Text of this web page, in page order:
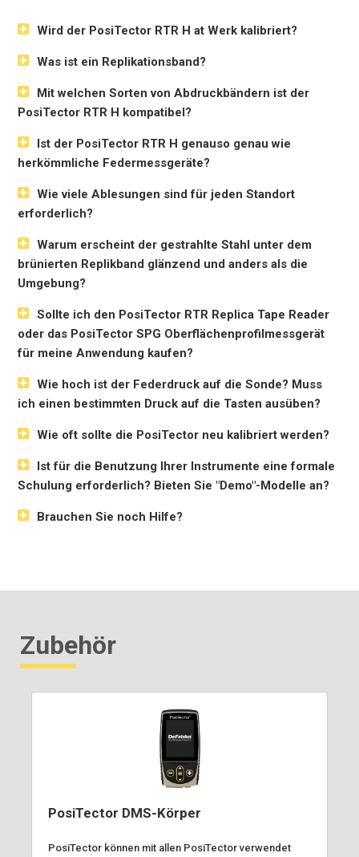
Wird der PosiTector RTR H at Werk kalibriert?
Was ist ein Replikationsband?
Mit welchen Sorten von Abdruckbändern ist der
PosiTector RTR H kompatibel?
Ist der PosiTector RTR H genauso genau wie
herkömmliche Federmessgeräte?
Wie viele Ablesungen sind für jeden Standort
erforderlich?
Warum erscheint der gestrahlte Stahl unter dem
brünierten Replikband glänzend und anders als die
Umgebung?
Sollte ich den PosiTector RTR Replica Tape Reader
oder das PosiTector SPG Oberflächenprofilmessgerät
für meine Anwendung kaufen?
Wie hoch ist der Federdruck auf die Sonde? Muss
ich einen bestimmten Druck auf die Tasten ausüben?
Wie oft sollte die PosiTector neu kalibriert werden?
Ist für die Benutzung Ihrer Instrumente eine formale
Schulung erforderlich? Bieten Sie "Demo"-Modelle an?
Brauchen Sie noch Hilfe?
Zubehör
PosiTector DMS-Körper
PosiTector können mit allen PosiTector verwendet